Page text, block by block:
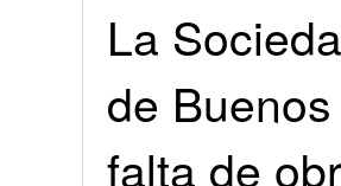
La
de
falta de